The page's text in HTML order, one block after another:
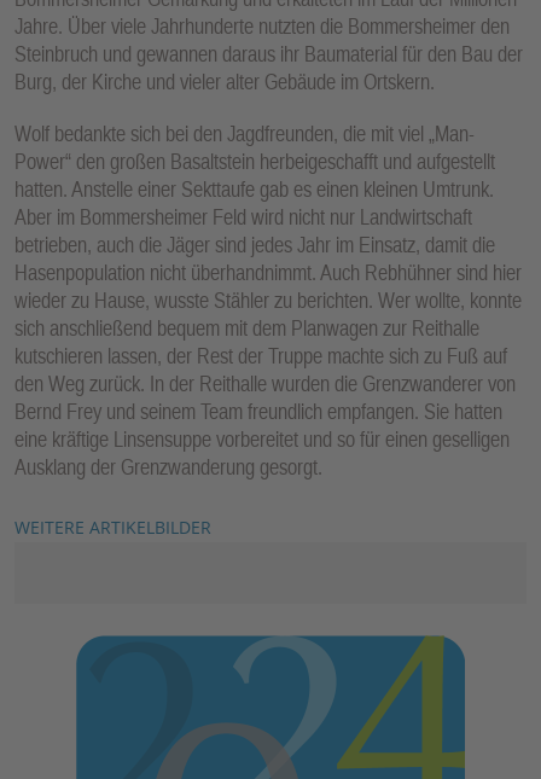
Jahre. Über viele Jahrhunderte nutzten die Bommersheimer den
Steinbruch und gewannen daraus ihr Baumaterial für den Bau der
Burg, der Kirche und vieler alter Gebäude im Ortskern.
Wolf bedankte sich bei den Jagdfreunden, die mit viel „Man-
Power“ den großen Basaltstein herbeigeschafft und aufgestellt
hatten. Anstelle einer Sekttaufe gab es einen kleinen Umtrunk.
Aber im Bommersheimer Feld wird nicht nur Landwirtschaft
betrieben, auch die Jäger sind jedes Jahr im Einsatz, damit die
Hasenpopulation nicht überhandnimmt. Auch Rebhühner sind hier
wieder zu Hause, wusste Stähler zu berichten. Wer wollte, konnte
sich anschließend bequem mit dem Planwagen zur Reithalle
kutschieren lassen, der Rest der Truppe machte sich zu Fuß auf
den Weg zurück. In der Reithalle wurden die Grenzwanderer von
Bernd Frey und seinem Team freundlich empfangen. Sie hatten
eine kräftige Linsensuppe vorbereitet und so für einen geselligen
Ausklang der Grenzwanderung gesorgt.
WEITERE ARTIKELBILDER